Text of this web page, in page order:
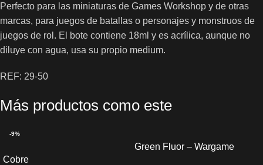
Perfecto para las miniaturas de Games Workshop y de otras
marcas, para juegos de batallas o personajes y monstruos de
juegos de rol. El bote contiene 18ml y es acrílica, aunque no
diluye con agua, usa su propio medium.
REF: 29-50
Más productos como este
-9%
Cobre
Green Fluor – Wargame